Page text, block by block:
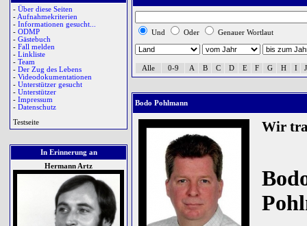
- Über diese Seiten
- Aufnahmekriterien
- Informationen gesucht...
- ODMP
- Gästebuch
- Fall melden
- Linkliste
- Team
- Der Zug des Lebens
- Videodokumentationen
- Unterstützer gesucht
- Unterstützer
- Impressum
- Datenschutz
Testseite
In Erinnerung an
Hermann Artz
Und Oder Genauer Wortlaut
Alle 0-9 A B C D E F G H I J
Bodo Pohlmann
Wir